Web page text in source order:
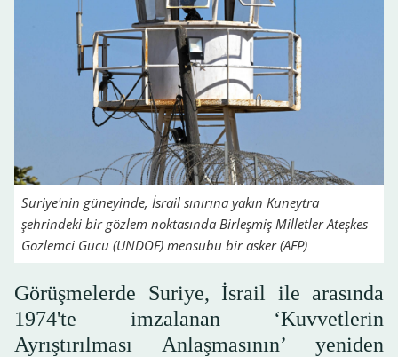
Suriye'nin güneyinde, İsrail sınırına yakın Kuneytra
şehrindeki bir gözlem noktasında Birleşmiş Milletler Ateşkes
Gözlemci Gücü (UNDOF) mensubu bir asker (AFP)
Görüşmelerde Suriye, İsrail ile arasında
1974'te imzalanan ‘Kuvvetlerin
Ayrıştırılması Anlaşmasının’ yeniden